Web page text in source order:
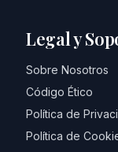
Legal y
Sobre Nosotros
Código Ético
Política de
Política de